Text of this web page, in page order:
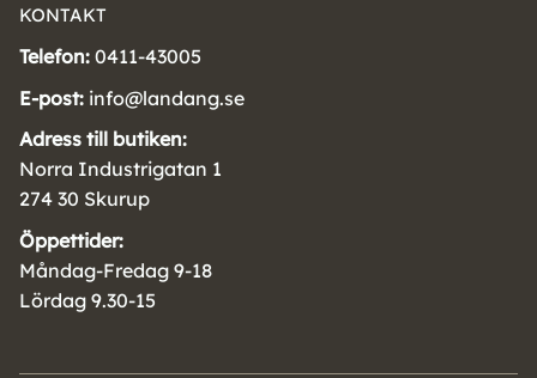
KONTAKT
Telefon: 0411-43005
E-post: info@landang.se
Adress till butiken:
Norra Industrigatan 1
274 30 Skurup
Öppettider:
Måndag-Fredag 9-18
Lördag 9.30-15